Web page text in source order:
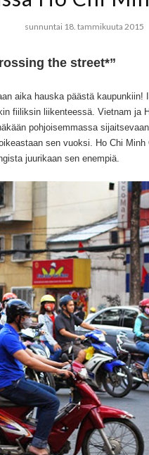
sunnuntai 18. tammikuuta 2015
the street*”
aika hauska päästä
fiiliksin liikenteessä. Vietnam ja
pohjoisemmassa
sen vuoksi. Ho Chi
juurikaan sen enempiä.